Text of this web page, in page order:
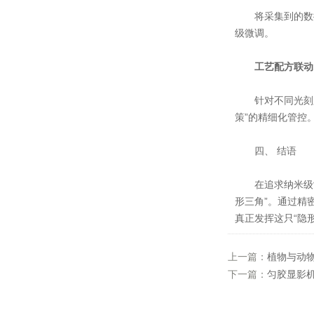
将采集到的数
级微调。
工艺配方联动
针对不同光刻胶
策”的精细化管控
四、 结语
在追求纳米级制
形三角”。通过精
真正发挥这只“隐
上一篇： 植物与动
下一篇： 匀胶显影